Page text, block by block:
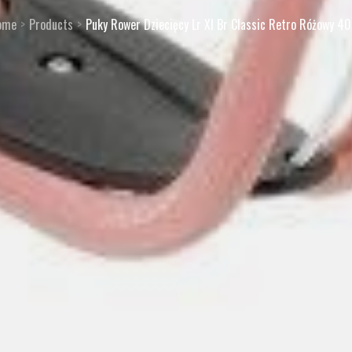
Products Puky Rower Dziecięcy Lr Xl Br Classic Retro Różowy